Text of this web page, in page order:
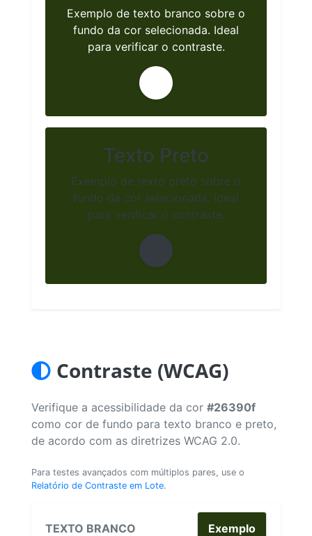
Exemplo de texto branco sobre o
fundo da cor selecionada. Ideal
para verificar o contraste.
Texto Preto
Exemplo de texto preto sobre o
fundo da cor selecionada. Ideal
para verificar o contraste.
Contraste (WCAG)
Verifique a acessibilidade da cor #26390f
como cor de fundo para texto branco e preto,
de acordo com as diretrizes WCAG 2.0.
Para testes avançados com múltiplos pares, use o
Relatório de Contraste em Lote.
TEXTO BRANCO Exemplo